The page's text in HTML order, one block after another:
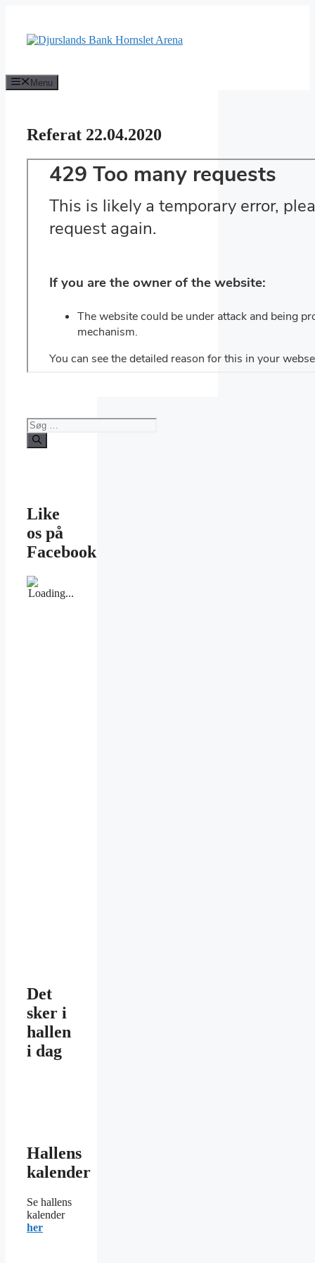
indhold
Menu
Referat 22.04.2020
Søg
efter:
Like
os på
Facebook
Det
sker i
hallen
i dag
Hallens
kalender
Se hallens
kalender
her